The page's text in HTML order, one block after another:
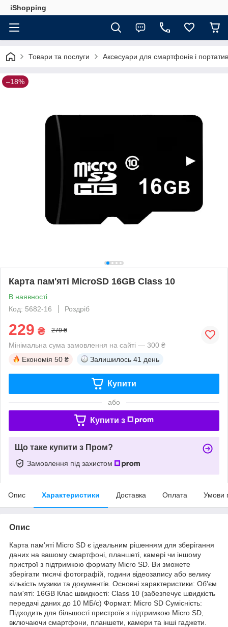
iShopping
Товари та послуги Аксесуари для смартфонів і
–18%
Карта пам'яті MicroSD 16GB Class 10
В наявності
Код: 5682-16
Роздріб
229 ₴ 279 ₴
Мінімальна сума замовлення на сайті — 300 ₴
Економія 50 ₴ Залишилось 41 день
Купити
або
Купити з
Що таке купити з Пром?
Замовлення під захистом
Опис Характеристики Доставка Оплата Умови
Опис
Карта пам'яті Micro SD є ідеальним рішенням для зберігання
даних на вашому смартфоні, планшеті, камері чи іншому
пристрої з підтримкою формату Micro SD. Ви зможете
зберігати тисячі фотографій, години відеозапису або велику
кількість музики та документів. Основні характеристики: Об'єм
пам'яті: 16GB Клас швидкості: Class 10 (забезпечує швидкість
передачі даних до 10 МБ/с) Формат: Micro SD Сумісність:
Підходить для більшості пристроїв з підтримкою Micro SD,
включаючи смартфони, планшети, камери та інші гаджети.